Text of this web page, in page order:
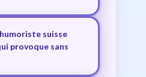
suisse
provoque sans